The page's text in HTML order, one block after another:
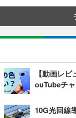
【動画レ
ouTubeチ
10G光回線